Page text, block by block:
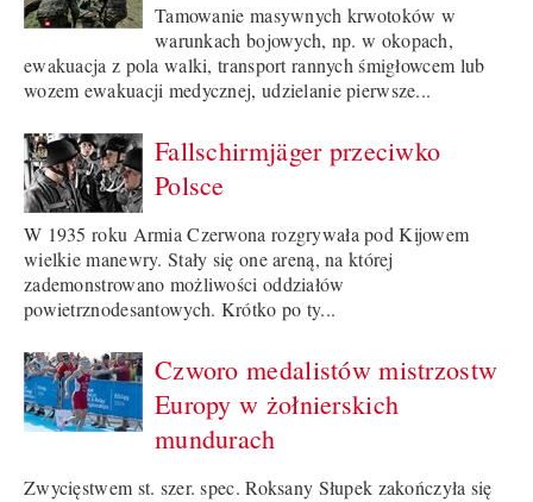
Tamowanie masywnych krwotoków w
warunkach bojowych, np. w okopach,
ewakuacja z pola walki, transport rannych śmigłowcem lub
wozem ewakuacji medycznej, udzielanie pierwsze...
Fallschirmjäger przeciwko
Polsce
W 1935 roku Armia Czerwona rozgrywała pod Kijowem
wielkie manewry. Stały się one areną, na której
zademonstrowano możliwości oddziałów
powietrznodesantowych. Krótko po ty...
Czworo medalistów mistrzostw
Europy w żołnierskich
mundurach
Zwycięstwem st. szer. spec. Roksany Słupek zakończyła się